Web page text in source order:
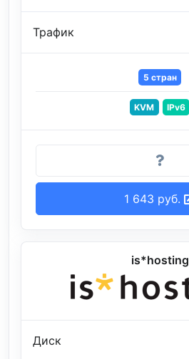
Трафик
5 стран
KVM IPv6
1 643 руб.
is*hosting
Диск